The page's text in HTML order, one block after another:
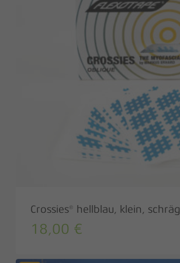
Crossies® hellblau, klein, schräg
18,00 €